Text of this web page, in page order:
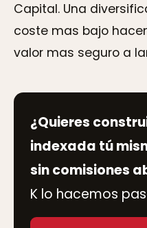
Capital. Una
coste mas bajo
valor mas seguro a
¿Quieres
indexada tú
sin comisiones
K lo hacemos